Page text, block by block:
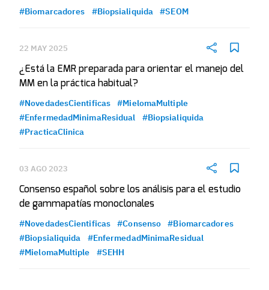
#Biomarcadores
#Biopsialiquida #SEOM
22 MAY 2025
¿Está la EMR preparada para orientar el manejo del
MM en la práctica habitual?
#NovedadesCientificas
#MielomaMultiple
#EnfermedadMinimaResidual
#Biopsialiquida
#PracticaClinica
03 AGO 2023
Consenso español sobre los análisis para el estudio
de gammapatías monoclonales
#NovedadesCientificas #Consenso
#Biomarcadores
#Biopsialiquida
#EnfermedadMinimaResidual
#MielomaMultiple
#SEHH